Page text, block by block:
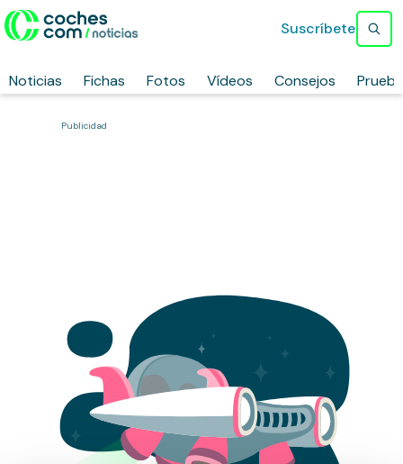
Noticias Fichas Fotos Vídeos Consejos
Suscríbete
Publicidad